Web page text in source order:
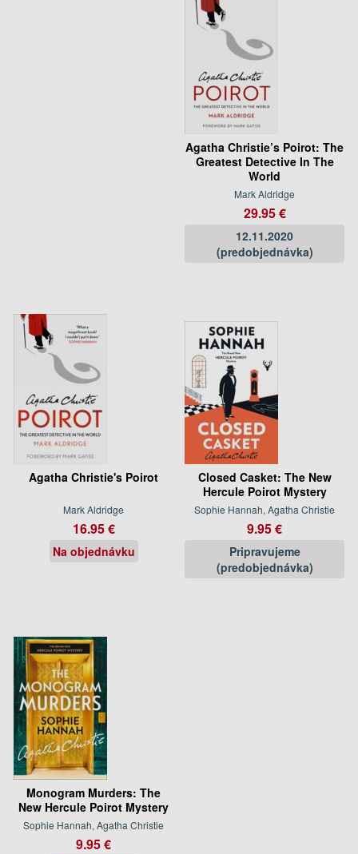
Agatha Christie’s Poirot: The
Greatest Detective In The
World
Mark Aldridge
29.95 €
12.11.2020
(predobjednávka)
Agatha Christie's Poirot
Mark Aldridge
16.95 €
Na objednávku
Closed Casket: The New
Hercule Poirot Mystery
Sophie Hannah, Agatha Christie
9.95 €
Pripravujeme
(predobjednávka)
Monogram Murders: The
New Hercule Poirot Mystery
Sophie Hannah, Agatha Christie
9.95 €